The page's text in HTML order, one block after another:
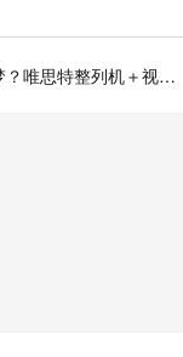
谁说100%效率是梦？唯思特整列机＋视觉补料颠覆流水线！